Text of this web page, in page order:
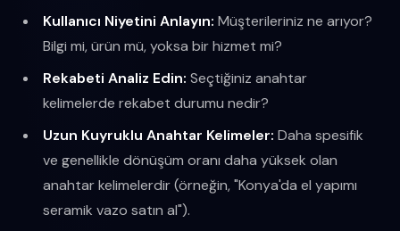
Kullanıcı Niyetini Anlayın: Müşterileriniz ne arıyor?
Bilgi mi, ürün mü, yoksa bir hizmet mi?
Rekabeti Analiz Edin: Seçtiğiniz anahtar
kelimelerde rekabet durumu nedir?
Uzun Kuyruklu Anahtar Kelimeler: Daha spesifik
ve genellikle dönüşüm oranı daha yüksek olan
anahtar kelimelerdir (örneğin, "Konya'da el yapımı
seramik vazo satın al").